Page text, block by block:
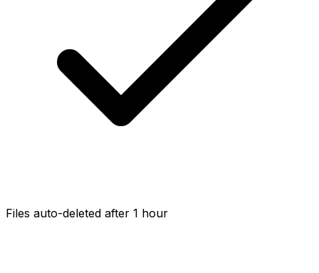
Files auto-deleted after 1 hour